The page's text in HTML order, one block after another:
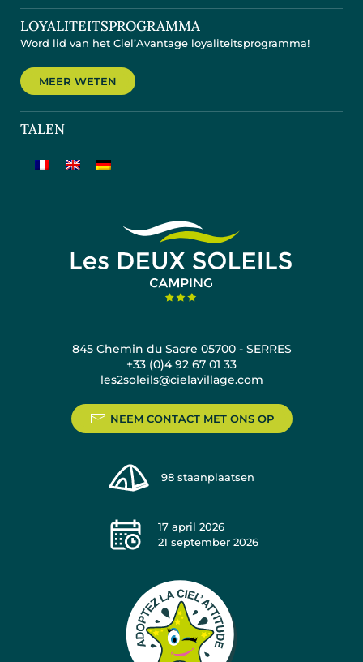
LOYALITEITSPROGRAMMA
Word lid van het Ciel’Avantage loyaliteitsprogramma!
MEER WETEN
TALEN
845 Chemin du Sacre 05700 - SERRES
+33 (0)4 92 67 01 33
les2soleils@cielavillage.com
NEEM CONTACT MET ONS OP
98 staanplaatsen
17 april 2026
21 september 2026